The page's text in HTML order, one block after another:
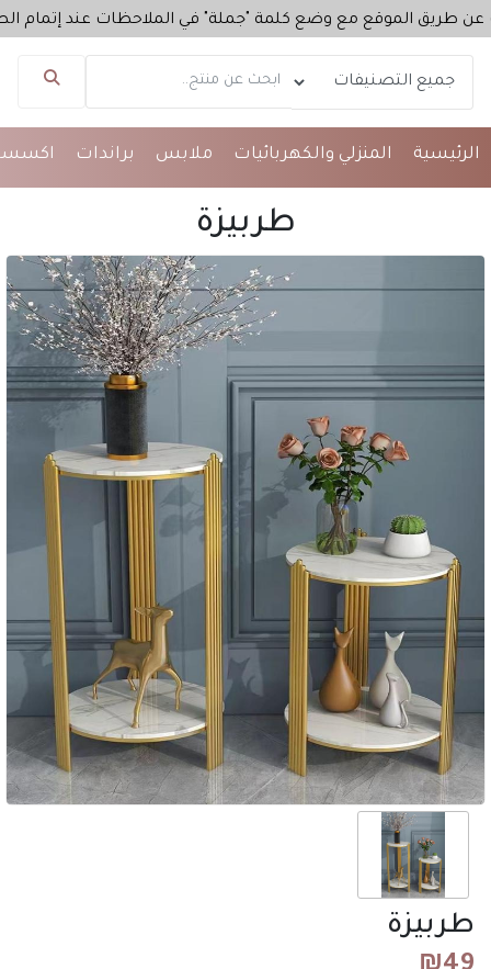
الموقع مع وضع كلمة "جملة" في الملاحظات عند إتمام الطلب
الرئيسية المنزلي والكهربائيات ملابس براندات
طربيزة
طربيزة
مساعد تاج مول
مرحباً 👋 أنا مساعدك الذكي في تاج مول.
كيف يمكنني مساعدتك؟ اكتب لي عن المنتج الذي